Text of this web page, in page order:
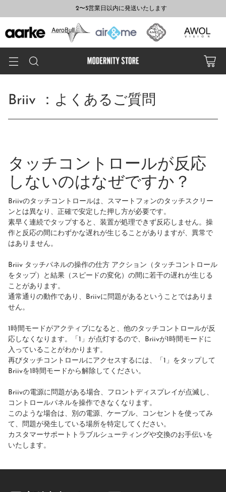
2〜5営業日以内に発送いたします
Briiv ：よくあるご質問
タッチコントロールが反応
しないのはなぜですか？
Briivのタッチコントロールは、スマートフォンのタッチスクリー
ンとは異なり、正確で安定した押し方が必要です。
素早く連続でタップすると、装置が処理できず反応しません。操
作と反応の間にわずかな遅れが生じることがありますが、異常で
はありません。
Briiv タッチパネルの操作の仕方 アクション（タッチコントロール
をタップ）と結果（スピードの変化）の間に若干の遅れが生じる
ことがあります。
通常通りの動作であり、Briivに問題があるということではありま
せん。
1時間モードがアクティブになると、他のタッチコントロールが反
応しなくなります。「1」が点灯するので、Briivが1時間モードに
入っていることがわかります。
再びタッチコントロールにアクセスするには、「1」をタップして
Briivを1時間モードから解除してください。
Briivの電源に問題がある場合、フロントディスプレイが点滅し、
コントロールパネルを操作できなくなります。
このような場合は、別の電源、ケーブル、コンセントを使ってみ
て、問題が発生している場所を特定してください。
カスタマーサポートトラブルシューティングや交換のお手伝いを
いたします。